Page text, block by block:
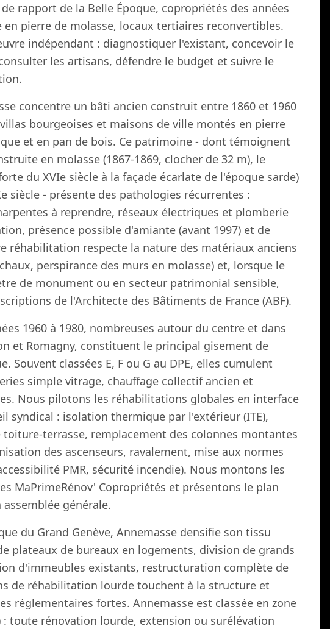
rapport de la Belle Époque, copropriétés des années
en pierre de molasse, locaux tertiaires reconvertibles.
indépendant : diagnostiquer l'existant, concevoir le
les artisans, défendre le budget et suivre le
concentre un bâti ancien construit entre 1860 et 1960
bourgeoises et maisons de ville montés en pierre
et en pan de bois. Ce patrimoine - dont témoignent
en molasse (1867-1869, clocher de 32 m), le
du XVIe siècle à la façade écarlate de l'époque sarde)
siècle - présente des pathologies récurrentes :
à reprendre, réseaux électriques et plomberie
présence possible d'amiante (avant 1997) et de
réhabilitation respecte la nature des matériaux anciens
perspirance des murs en molasse) et, lorsque le
de monument ou en secteur patrimonial sensible,
de l'Architecte des Bâtiments de France (ABF).
1960 à 1980, nombreuses autour du centre et dans
et Romagny, constituent le principal gisement de
Souvent classées E, F ou G au DPE, elles cumulent
simple vitrage, chauffage collectif ancien et
Nous pilotons les réhabilitations globales en interface
syndical : isolation thermique par l'extérieur (ITE),
terrasse, remplacement des colonnes montantes
des ascenseurs, ravalement, mise aux normes
PMR, sécurité incendie). Nous montons les
MaPrimeRénov' Copropriétés et présentons le plan
générale.
du Grand Genève, Annemasse densifie son tissu
plateaux de bureaux en logements, division de grands
d'immeubles existants, restructuration complète de
de réhabilitation lourde touchent à la structure et
réglementaires fortes. Annemasse est classée en zone
: toute rénovation lourde, extension ou surélévation